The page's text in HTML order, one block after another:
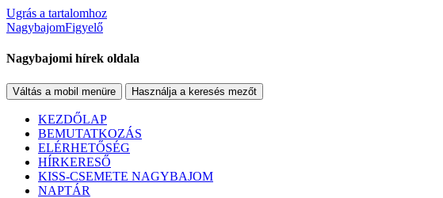
Ugrás a tartalomhoz
NagybajomFigyelő
Nagybajomi hírek oldala
Váltás a mobil menüre Használja a keresés mezőt
KEZDŐLAP
BEMUTATKOZÁS
ELÉRHETŐSÉG
HÍRKERESŐ
KISS-CSEMETE NAGYBAJOM
NAPTÁR